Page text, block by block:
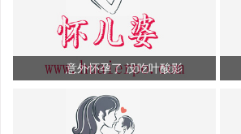
意外怀孕了 没吃叶酸影